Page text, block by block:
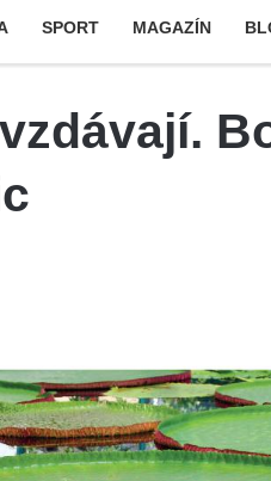
SPORT MAGAZÍN